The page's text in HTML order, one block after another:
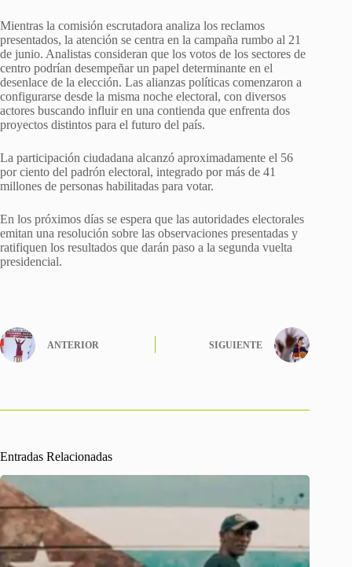
Mientras la comisión escrutadora analiza los reclamos
presentados, la atención se centra en la campaña rumbo al 21
de junio. Analistas consideran que los votos de los sectores de
centro podrían desempeñar un papel determinante en el
desenlace de la elección. Las alianzas políticas comenzaron a
configurarse desde la misma noche electoral, con diversos
actores buscando influir en una contienda que enfrenta dos
proyectos distintos para el futuro del país.
La participación ciudadana alcanzó aproximadamente el 56
por ciento del padrón electoral, integrado por más de 41
millones de personas habilitadas para votar.
En los próximos días se espera que las autoridades electorales
emitan una resolución sobre las observaciones presentadas y
ratifiquen los resultados que darán paso a la segunda vuelta
presidencial.
ANTERIOR SIGUIENTE
Entradas Relacionadas